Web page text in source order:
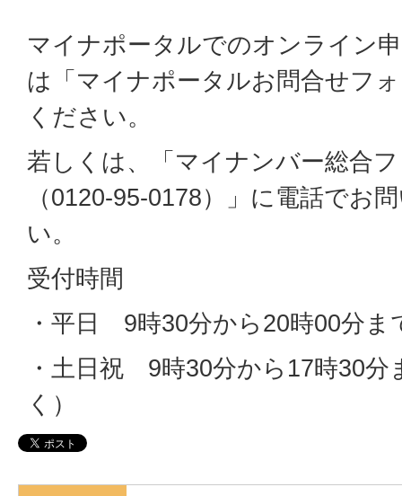
マイナポータルでのオンライン
は「マイナポータルお問合せフ
ください。
若しくは、「マイナンバー総合
（0120-95-0178）」に電話でお
い。
受付時間
・平日 9時30分から20時00分ま
・土日祝 9時30分から17時30分
く）